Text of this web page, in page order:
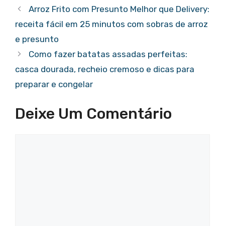
Arroz Frito com Presunto Melhor que Delivery:
receita fácil em 25 minutos com sobras de arroz
e presunto
Como fazer batatas assadas perfeitas:
casca dourada, recheio cremoso e dicas para
preparar e congelar
Deixe Um Comentário